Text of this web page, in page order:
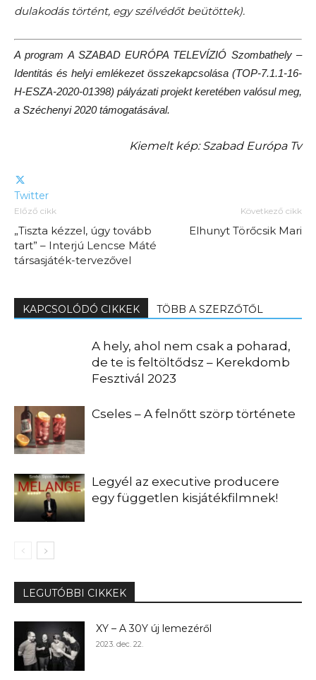
dulakodás történt, egy szélvédőt beütöttek).
A program A SZABAD EURÓPA TELEVÍZIÓ Szombathely –
Identitás és helyi emlékezet összekapcsolása (TOP-7.1.1-16-
H-ESZA-2020-01398) pályázati projekt keretében valósul meg,
a Széchenyi 2020 támogatásával.
Kiemelt kép: Szabad Európa Tv
Twitter
Előző cikk
„Tiszta kézzel, úgy tovább
tart” – Interjú Lencse Máté
társasjáték-tervezővel
Következő cikk
Elhunyt Törőcsik Mari
KAPCSOLÓDÓ CIKKEK TÖBB A SZERZŐTŐL
A hely, ahol nem csak a poharad,
de te is feltöltődsz – Kerekdomb
Fesztivál 2023
Cseles – A felnőtt szörp története
Legyél az executive producere
egy független kisjátékfilmnek!
LEGUTÓBBI CIKKEK
XY – A 30Y új lemezéről
2023. dec. 22.